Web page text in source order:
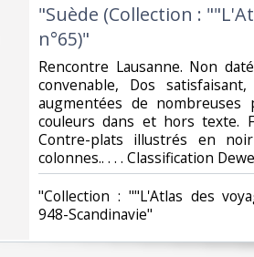
‎"Suède (Collection :
n°65)"‎
‎Rencontre Lausanne. Non
convenable, Dos
augmentées de
couleurs dans et hors texte.
Contre-plats illustrés en
colonnes.. . . . Classification
‎"Collection : ""L'Atlas des
948-Scandinavie"‎